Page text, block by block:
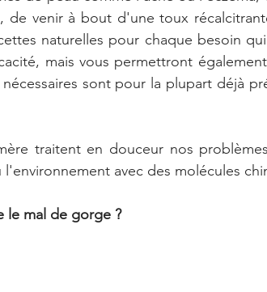
de venir à bout d'une toux
naturelles pour chaque besoin
mais vous permettront
sont pour la plupart déjà
traitent en douceur nos
avec des molécules
le mal de gorge ?